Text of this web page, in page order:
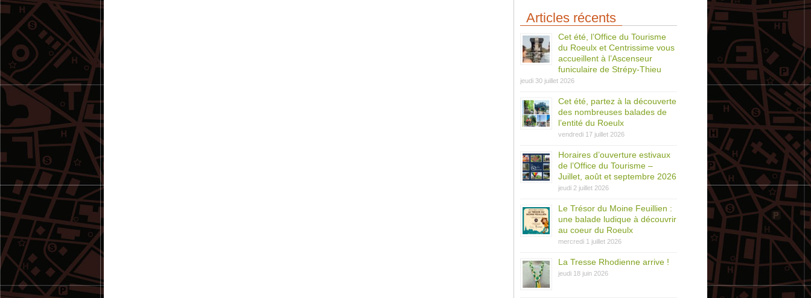
Articles récents
Cet été, l’Office du Tourisme
du Roeulx et Centrissime vous
accueillent à l’Ascenseur
funiculaire de Strépy-Thieu
jeudi 30 juillet 2026
Cet été, partez à la découverte
des nombreuses balades de
l’entité du Roeulx
vendredi 17 juillet 2026
Horaires d’ouverture estivaux
de l’Office du Tourisme –
Juillet, août et septembre 2026
jeudi 2 juillet 2026
Le Trésor du Moine Feuillien :
une balade ludique à découvrir
au coeur du Roeulx
mercredi 1 juillet 2026
La Tresse Rhodienne arrive !
jeudi 18 juin 2026